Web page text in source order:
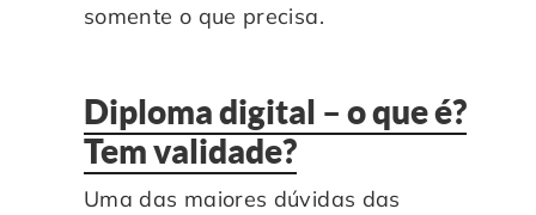
somente o que precisa.
Diploma digital – o que é?
Tem validade?
Uma das maiores dúvidas das